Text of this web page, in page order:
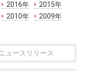
2016年
2015年
2010年
2009年
ニュースリリース